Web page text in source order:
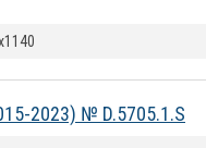
2023) № D.5705.1.S